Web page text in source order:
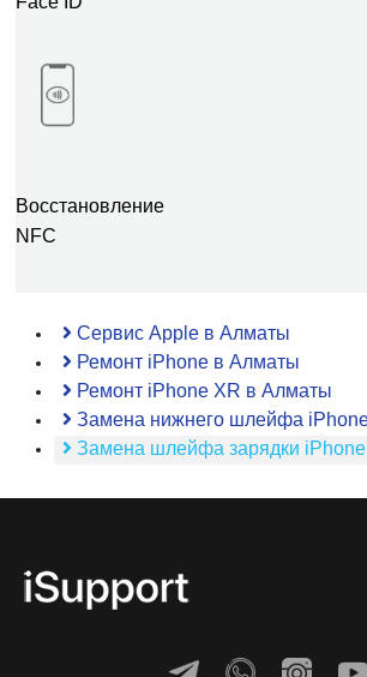
Восстановление
NFC
Сервис Apple в Алматы
Ремонт iPhone в Алматы
Ремонт iPhone XR в Алматы
Замена нижнего шлейфа
Замена шлейфа зарядки